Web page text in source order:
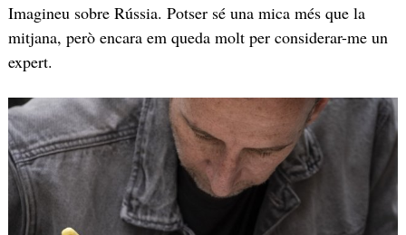
Imagineu sobre Rússia. Potser sé una mica més que la
mitjana, però encara em queda molt per considerar-me un
expert.